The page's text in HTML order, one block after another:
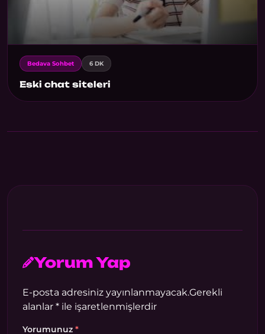
Bedava Sohbet 6 DK
Eski chat siteleri
Yorum Yap
E-posta adresiniz yayınlanmayacak.Gerekli
alanlar * ile işaretlenmişlerdir
Yorumunuz *